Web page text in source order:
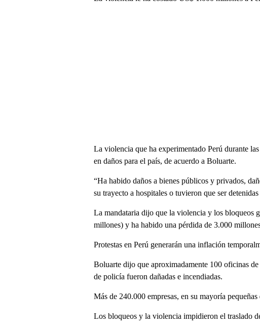
La violencia que ha experimentado Perú durante
en daños para el país, de acuerdo a Boluarte.
“Ha habido daños a bienes públicos y privados,
su trayecto a hospitales o tuvieron que ser
La mandataria dijo que la violencia y los bloqueos
millones) y ha habido una pérdida de 3.000
Protestas en Perú generarán una inflación
Boluarte dijo que aproximadamente 100 oficinas
de policía fueron dañadas e incendiadas.
Más de 240.000 empresas, en su mayoría
Los bloqueos y la violencia impidieron el traslado